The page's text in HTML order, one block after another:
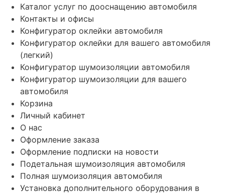
Каталог услуг по дооснащению автомобиля
Контакты и офисы
Конфигуратор оклейки автомобиля
Конфигуратор оклейки для вашего автомобиля
(легкий)
Конфигуратор шумоизоляции автомобиля
Конфигуратор шумоизоляции для вашего
автомобиля
Корзина
Личный кабинет
О нас
Оформление заказа
Оформление подписки на новости
Подетальная шумоизоляция автомобиля
Полная шумоизоляция автомобиля
Установка дополнительного оборудования в